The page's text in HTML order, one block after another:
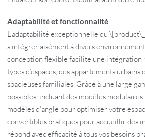
Adaptabilité et fonctionnalité
L’adaptabilité exceptionnelle du
s’intégrer aisément à divers
conception flexible facilite une intégration
types d’espaces, des appartements urbains
spacieuses familiales. Grâce à une large
possibles, incluant des modèles
modèles d’angle pour optimiser votre
convertibles pratiques pour accueillir des
répond avec efficacité à tous vos besoins